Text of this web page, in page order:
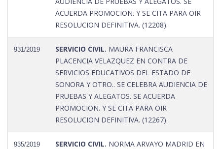
ACUERDA PROMOCION. Y SE CITA PARA OIR
RESOLUCION DEFINITIVA. (12208).
931/2019 SERVICIO CIVIL. MAURA FRANCISCA
PLACENCIA VELAZQUEZ EN CONTRA DE
SERVICIOS EDUCATIVOS DEL ESTADO DE
SONORA Y OTRO.. SE CELEBRA AUDIENCIA DE
PRUEBAS Y ALEGATOS. SE ACUERDA
PROMOCION. Y SE CITA PARA OIR
RESOLUCION DEFINITIVA. (12267).
935/2019 SERVICIO CIVIL. NORMA ARVAYO MADRID EN